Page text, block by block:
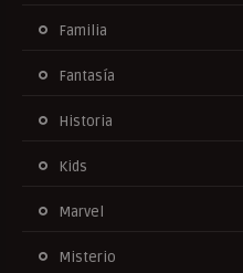
Familia
Fantasía
Historia
Kids
Marvel
Misterio